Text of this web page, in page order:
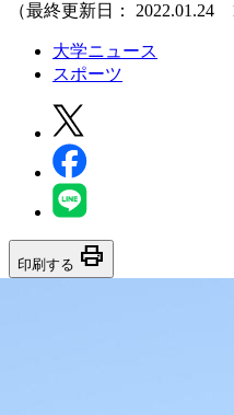
（最終更新日： 2022.01.24
大学ニュース
スポーツ
印刷する print